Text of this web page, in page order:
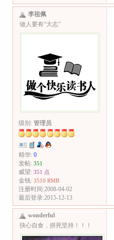
李祖佩
做人要有“大志”
级别: 管理员
精华: 0
发帖: 351
威望: 351 点
金钱: 3510 RMB
注册时间:2008-04-02
最后登录:2015-12-13
wonderful
抉心自食，拼死坚持！！！